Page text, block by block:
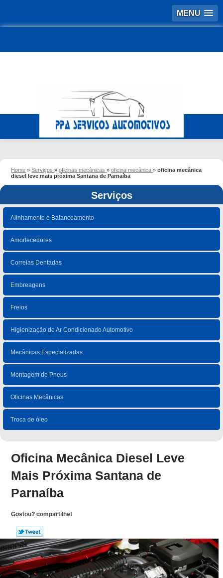
MENU
Home »Serviços»oficinas mecânicas»oficina mecânica»oficina mecânica
diesel leve mais próxima Santana de Parnaíba
Serviços
Alinhamento e Balanceamento
Amortecedores
Correias Dentadas
Embreagens
Freios
Higienização de Ar Condicionado Automotivo
Mecânicas Especializadas
Montagem de Pneus
Oficinas Mecânicas
Troca de óleo
Oficina Mecânica Diesel Leve
Mais Próxima Santana de
Parnaíba
Gostou? compartilhe!